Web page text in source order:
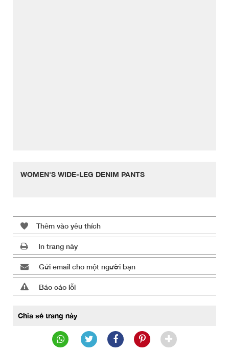
WOMEN'S WIDE-LEG DENIM PANTS
Thêm vào yêu thích
In trang này
Gửi email cho một người bạn
Báo cáo lỗi
Chia sẻ trang này